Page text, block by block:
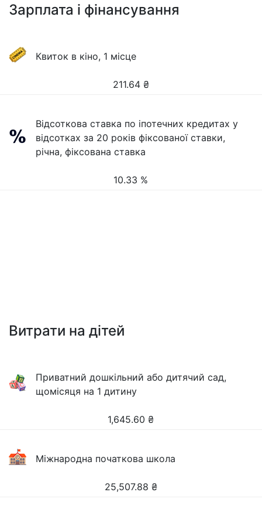
Зарплата і фінансування
Квиток в кіно, 1 місце
211.64 ₴
Відсоткова ставка по іпотечних кредитах у
відсотках за 20 років фіксованої ставки,
річна, фіксована ставка
10.33 %
Витрати на дітей
Приватний дошкільний або дитячий сад,
щомісяця на 1 дитину
1,645.60 ₴
Міжнародна початкова школа
25,507.88 ₴